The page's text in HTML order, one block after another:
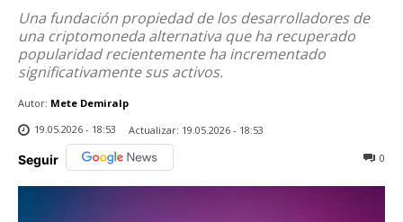
Una fundación propiedad de los desarrolladores de
una criptomoneda alternativa que ha recuperado
popularidad recientemente ha incrementado
significativamente sus activos.
Autor: Mete Demiralp
19.05.2026 - 18:53
Actualizar: 19.05.2026 - 18:53
Seguir 0